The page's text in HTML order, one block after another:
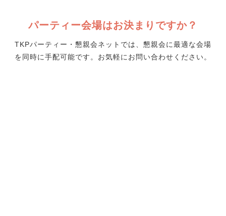
パーティー会場はお決まりですか？
TKPパーティー・懇親会ネットでは、懇親会に最適な会場
を同時に手配可能です。お気軽にお問い合わせください。